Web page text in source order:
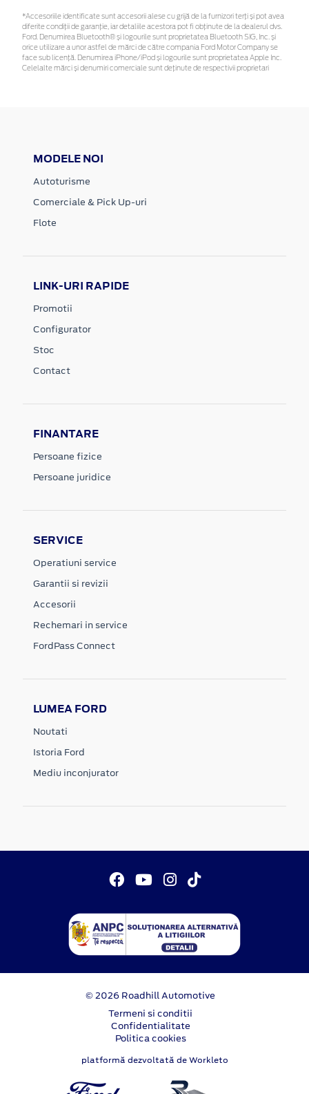
*Accesoriile identificate sunt accesorii alese cu grijă de la furnizori terți și pot avea
diferite condiții de garanție, iar detaliile acestora pot fi obținute de la dealerul dvs.
Ford. Denumirea Bluetooth® și logourile sunt proprietatea Bluetooth SIG, Inc. și
orice utilizare a unor astfel de mărci de către compania Ford Motor Company se
face sub licență. Denumirea iPhone/iPod și logourile sunt proprietatea Apple Inc.
Celelalte mărci și denumiri comerciale sunt deținute de respectivii proprietari
MODELE NOI
Autoturisme
Comerciale & Pick Up-uri
Flote
LINK-URI RAPIDE
Promotii
Configurator
Stoc
Contact
FINANTARE
Persoane fizice
Persoane juridice
SERVICE
Operatiuni service
Garantii si revizii
Accesorii
Rechemari in service
FordPass Connect
LUMEA FORD
Noutati
Istoria Ford
Mediu inconjurator
© 2026 Roadhill Automotive
Termeni si conditii
Confidentialitate
Politica cookies
platformă dezvoltată de Workleto